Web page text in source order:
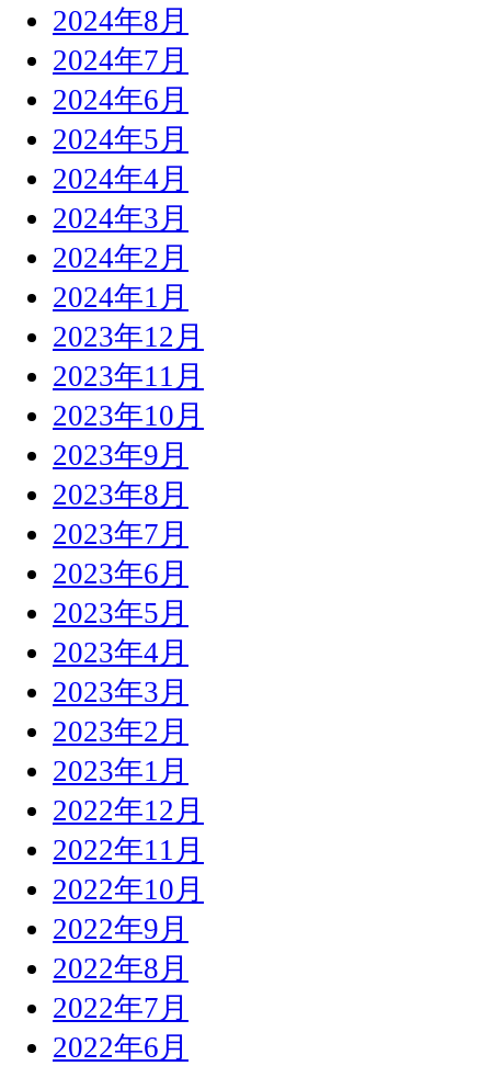
2024年8月
2024年7月
2024年6月
2024年5月
2024年4月
2024年3月
2024年2月
2024年1月
2023年12月
2023年11月
2023年10月
2023年9月
2023年8月
2023年7月
2023年6月
2023年5月
2023年4月
2023年3月
2023年2月
2023年1月
2022年12月
2022年11月
2022年10月
2022年9月
2022年8月
2022年7月
2022年6月